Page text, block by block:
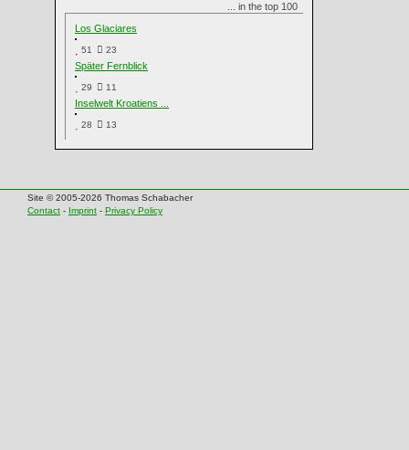
... in the top 100
Los Glaciares
51 23
Später Fernblick
29 11
Inselwelt Kroatiens ...
28 13
Site © 2005-2026 Thomas Schabacher
Contact - Imprint - Privacy Policy